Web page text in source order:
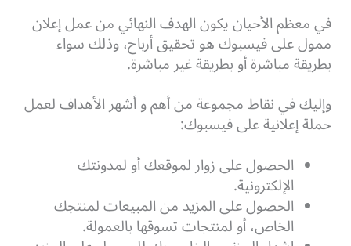
في معظم الأحيان يكون الهدف النهائي من عمل إعلان
ممول على فيسبوك هو تحقيق أرباح، وذلك سواء
بطريقة مباشرة أو بطريقة غير مباشرة.
وإليك في نقاط مجموعة من أهم و أشهر الأهداف لعمل
حملة إعلانية على فيسبوك:
الحصول على زوار لموقعك أو لمدونتك
الإلكترونية.
الحصول على المزيد من المبيعات لمنتجك
الخاص، أو لمنتجات تسوقها بالعمولة.